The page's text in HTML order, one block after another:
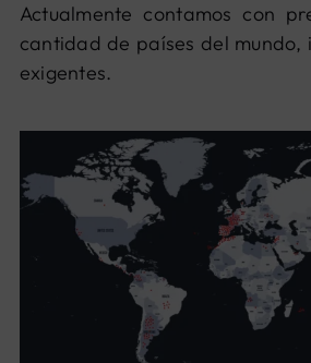
Actualmente contamos con
cantidad de países del mundo,
exigentes.